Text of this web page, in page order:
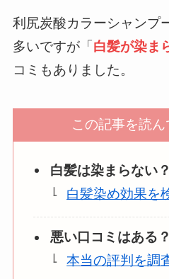
利尻炭酸カラーシャンプ
多いですが「 白髪が染ま
コミもありました。
この記事を読ん
白髪は染ま らない？
白髪染め効果を
悪い口コミはある？
本当の評判を調